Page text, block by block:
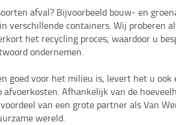
afval? Bijvoorbeeld bouw- en
verschillende containers. Wij proberen
het recycling proces, waardoor u
ondernemen.
goed voor het milieu is, levert het u
afvoerkosten. Afhankelijk van de
van een grote partner als Van
wereld.